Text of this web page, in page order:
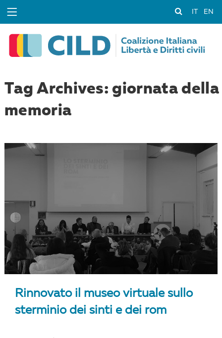
EN
Tag Archives: giornata della
memoria
Rinnovato il museo virtuale sullo
sterminio dei sinti e dei rom